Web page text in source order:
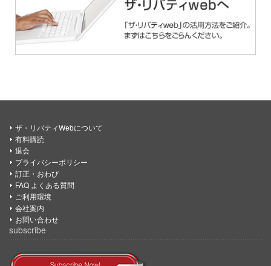
ザ・リバティWebについて
有料購読
退会
プライバシーポリシー
訂正・おわび
FAQ よくある質問
ご利用環境
会社案内
お問い合わせ
subscribe